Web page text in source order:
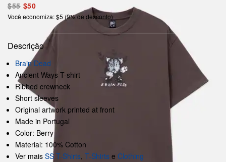
$55 $50
Você economiza: $5 (9% de desconto)
Descrição
Brain Dead
Ancient Ways T-shirt
Ribbed crewneck
Short sleeves
Original artwork printed at front
Made in Portugal
Color: Berry
Material: 100% Cotton
Ver mais SS T-Shirts, T-Shirts e Clothing